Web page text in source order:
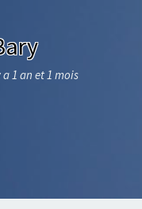
1 an et 1 mois